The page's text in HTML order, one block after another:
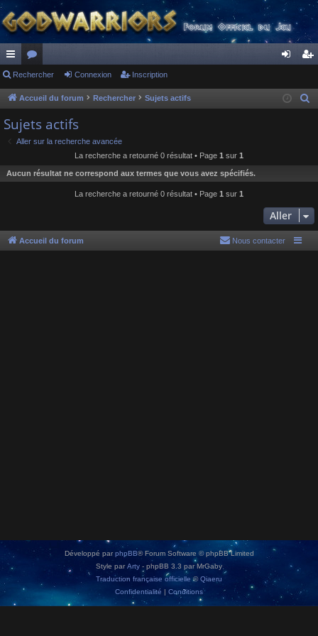
ac
co
ur
ci
or
u
s
ne cri
Rechercher Connexion Inscription
Accueil du forum Rechercher Sujets actifs
h
e
Sujets actifs
Aller sur la recherche avancée
La recherche a retourné 0 résultat • Page 1 sur 1
Aucun résultat ne correspond aux termes que vous avez spécifiés.
La recherche a retourné 0 résultat • Page 1 sur 1
Aller
Accueil du forum Nous contacter
Développé par phpBB® Forum Software © phpBB Limited
Style parArty - phpBB 3.3 par MrGaby
Traduction française officielle ©Qiaeru
Confidentialité | Conditions